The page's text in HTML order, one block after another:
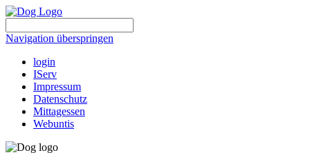
Navigation überspringen
login
IServ
Impressum
Datenschutz
Mittagessen
Webuntis